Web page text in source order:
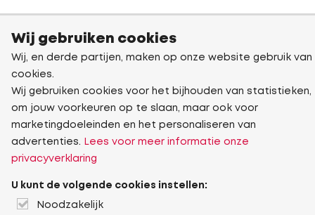
Wij gebruiken cookies
Wij, en derde partijen, maken op onze website gebruik van
cookies.
Wij gebruiken cookies voor het bijhouden van statistieken,
om jouw voorkeuren op te slaan, maar ook voor
marketingdoeleinden en het personaliseren van
advertenties.
Lees voor meer informatie onze
privacyverklaring
U kunt de volgende cookies instellen:
Noodzakelijk